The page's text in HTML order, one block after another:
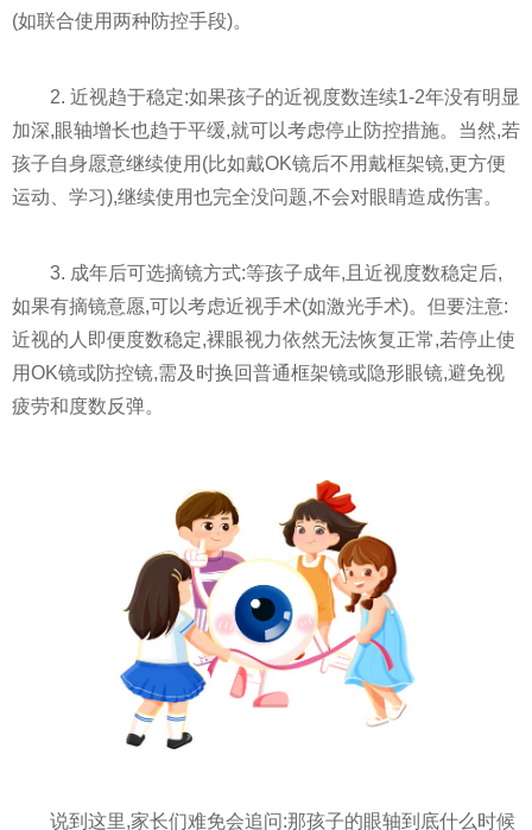
(如联合使用两种防控手段)。
2. 近视趋于稳定:如果孩子的近视度数连续1-2年没有明显
加深,眼轴增长也趋于平缓,就可以考虑停止防控措施。当然,若
孩子自身愿意继续使用(比如戴OK镜后不用戴框架镜,更方便
运动、学习),继续使用也完全没问题,不会对眼睛造成伤害。
3. 成年后可选摘镜方式:等孩子成年,且近视度数稳定后,
如果有摘镜意愿,可以考虑近视手术(如激光手术)。但要注意:
近视的人即便度数稳定,裸眼视力依然无法恢复正常,若停止使
用OK镜或防控镜,需及时换回普通框架镜或隐形眼镜,避免视
疲劳和度数反弹。
说到这里,家长们难免会追问:那孩子的眼轴到底什么时候